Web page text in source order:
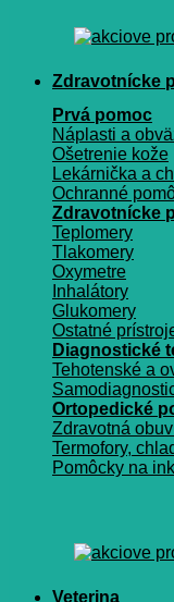
Zdravotnícke
Prvá pomoc
Náplasti a
Ošetrenie kože
Lekárnička a
Ochranné
Zdravotnícke
Teplomery
Tlakomery
Oxymetre
Inhalátory
Glukomery
Ostatné
Diagnostické
Tehotenské a
Ortopedické
Zdravotná
Termofory,
Pomôcky na
Veterina